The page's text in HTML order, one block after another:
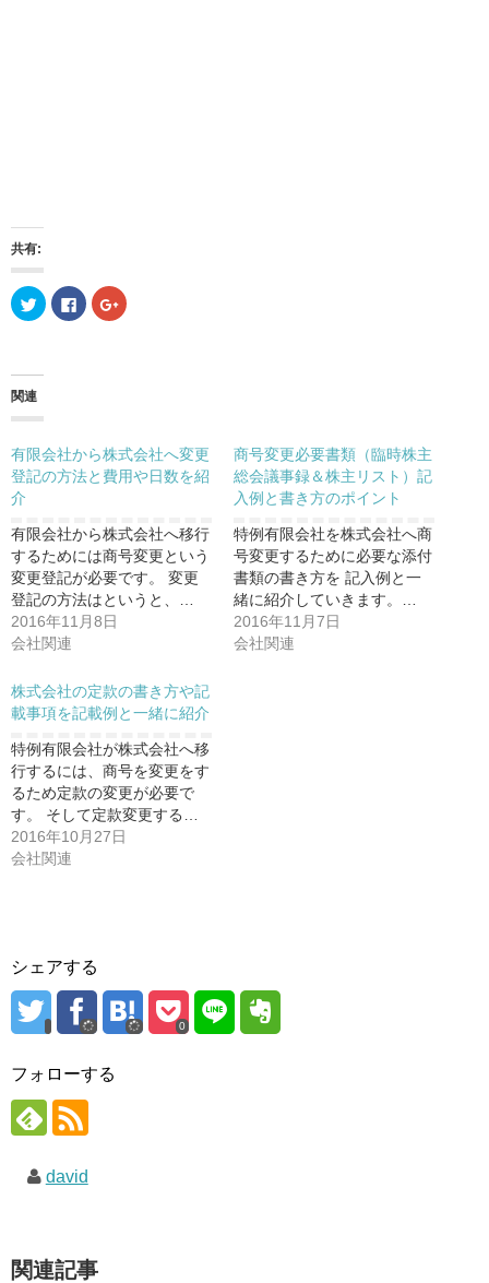
共有:
ク
リ
T
t
e
r
で
共
し
い
ウ
ィ
ン
ド
ウ
で
開
き
)
F
a
る
に
は
ク
し
て
く
だ
さ
い
(
ィ
ン
ド
で
開
き
ま
す
)
ク
リ
e
+
で
共
新
し
い
ウ
ィ
ン
ド
)
関連
有限会社から株式会社へ変更
登記の方法と費用や日数を紹
介
有限会社から株式会社へ移行
するためには商号変更という
変更登記が必要です。 変更
登記の方法はというと、…
2016年11月8日
会社関連
商号変更必要書類（臨時株主
総会議事録＆株主リスト）記
入例と書き方のポイント
特例有限会社を株式会社へ商
号変更するために必要な添付
書類の書き方を 記入例と一
緒に紹介していきます。…
2016年11月7日
会社関連
株式会社の定款の書き方や記
載事項を記載例と一緒に紹介
特例有限会社が株式会社へ移
行するには、商号を変更をす
るため定款の変更が必要で
す。 そして定款変更する…
2016年10月27日
会社関連
シェアする
0
フォローする
david
関連記事